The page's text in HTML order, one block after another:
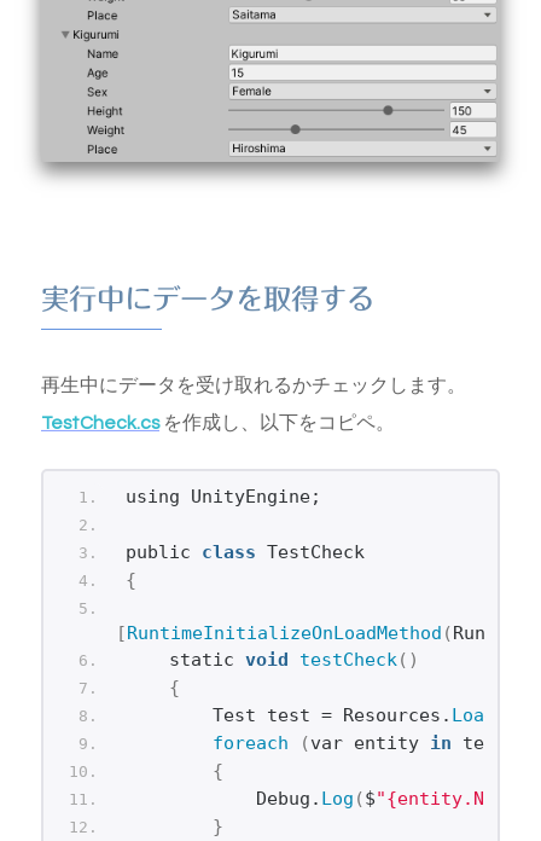
実行中にデータを取得する
再生中にデータを受け取れるかチェックします。
TestCheck.csを作成し、以下をコピペ。
using UnityEngine;
public class TestCheck
{
[RuntimeInitializeOnLoadMethod (
    static
void testCheck()
{
        Test test = Resources.
Load
foreach
(var entity in test.
{
            Debug.
Log ($
}